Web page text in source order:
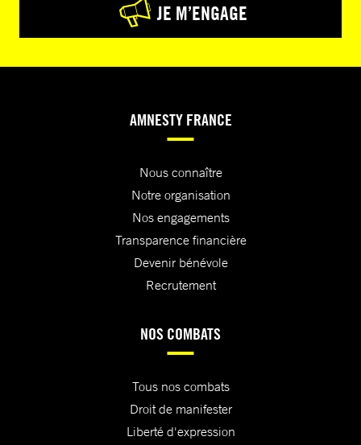
JE M’ENGAGE
AMNESTY FRANCE
Nous connaître
Notre organisation
Nos engagements
Transparence financière
Devenir bénévole
Recrutement
NOS COMBATS
Tous nos combats
Droit de manifester
Liberté d'expression